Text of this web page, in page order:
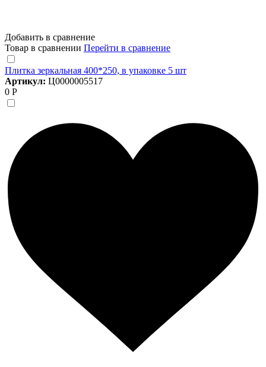
Добавить в сравнение
Товар в сравнении Перейти в сравнение
Плитка зеркальная 400*250, в упаковке 5 шт
Артикул: Ц0000005517
0 Р